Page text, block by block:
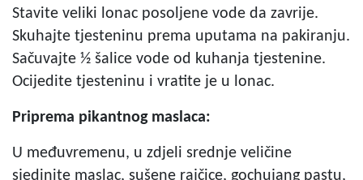
Stavite veliki lonac posoljene vode da zavrije.
Skuhajte tjesteninu prema uputama na pakiranju.
Sačuvajte ½ šalice vode od kuhanja tjestenine.
Ocijedite tjesteninu i vratite je u lonac.
Priprema pikantnog maslaca:
U međuvremenu, u zdjeli srednje veličine
sjedinite maslac, sušene rajčice, gochujang pastu,